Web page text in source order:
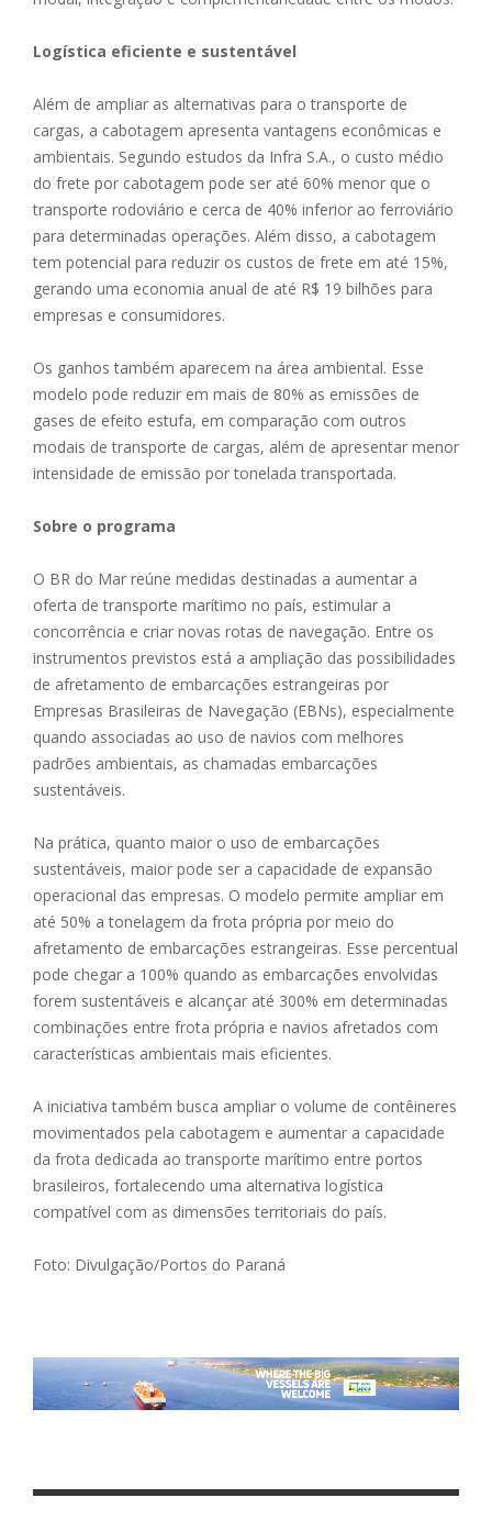
Logística eficiente e sustentável
Além de ampliar as alternativas para o transporte de
cargas, a cabotagem apresenta vantagens econômicas e
ambientais. Segundo estudos da Infra S.A., o custo médio
do frete por cabotagem pode ser até 60% menor que o
transporte rodoviário e cerca de 40% inferior ao ferroviário
para determinadas operações. Além disso, a cabotagem
tem potencial para reduzir os custos de frete em até 15%,
gerando uma economia anual de até R$ 19 bilhões para
empresas e consumidores.
Os ganhos também aparecem na área ambiental. Esse
modelo pode reduzir em mais de 80% as emissões de
gases de efeito estufa, em comparação com outros
modais de transporte de cargas, além de apresentar menor
intensidade de emissão por tonelada transportada.
Sobre o programa
O BR do Mar reúne medidas destinadas a aumentar a
oferta de transporte marítimo no país, estimular a
concorrência e criar novas rotas de navegação. Entre os
instrumentos previstos está a ampliação das possibilidades
de afretamento de embarcações estrangeiras por
Empresas Brasileiras de Navegação (EBNs), especialmente
quando associadas ao uso de navios com melhores
padrões ambientais, as chamadas embarcações
sustentáveis.
Na prática, quanto maior o uso de embarcações
sustentáveis, maior pode ser a capacidade de expansão
operacional das empresas. O modelo permite ampliar em
até 50% a tonelagem da frota própria por meio do
afretamento de embarcações estrangeiras. Esse percentual
pode chegar a 100% quando as embarcações envolvidas
forem sustentáveis e alcançar até 300% em determinadas
combinações entre frota própria e navios afretados com
características ambientais mais eficientes.
A iniciativa também busca ampliar o volume de contêineres
movimentados pela cabotagem e aumentar a capacidade
da frota dedicada ao transporte marítimo entre portos
brasileiros, fortalecendo uma alternativa logística
compatível com as dimensões territoriais do país.
Foto: Divulgação/Portos do Paraná